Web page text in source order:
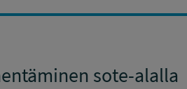
sote-alalla